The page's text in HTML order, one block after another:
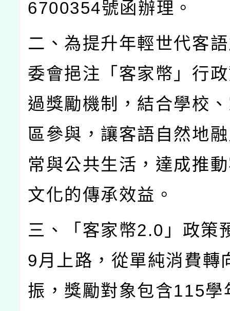
6700354號函辦理。
二、為提升年輕世代客
委會挹注「客家幣」行
過獎勵機制，結合學校
區參與，讓客語自然地
常與公共生活，達成推
文化的傳承效益。
三、「客家幣2.0 」政策
9月上路，從單純消費轉
振，獎勵對象包含115學